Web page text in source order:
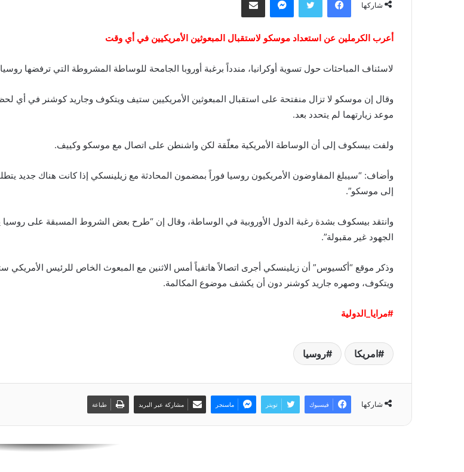
شاركها
أعرب الكرملين عن استعداد موسكو لاستقبال المبعوثين الأمريكيين في أي وقت
‏لاسئناف المباحثات حول تسوية أوكرانيا، مندداً برغبة أوروبا الجامحة للوساطة المشروطة التي ترفضها
‏وقال إن موسكو لا تزال منفتحة على استقبال المبعوثين الأمريكيين ستيف ويتكوف وجاريد كوشنر في أي
موعد زيارتهما لم يتحدد بعد.
‏ولفت بيسكوف إلى أن الوساطة الأمريكية معلّقة لكن واشنطن على اتصال مع موسكو وكييف.
‏وأضاف: “سيبلغ المفاوضون الأمريكيون روسيا فوراً بمضمون المحادثة مع زيلينسكي إذا كانت هناك جديد
إلى موسكو”.
‏وانتقد بيسكوف بشدة رغبة الدول الأوروبية في الوساطة، وقال إن “طرح بعض الشروط المسبقة على
الجهود غير مقبولة”.
‏وذكر موقع “أكسيوس” أن زيلينسكي أجرى اتصالاً هاتفياً أمس الاثنين مع المبعوث الخاص للرئيس الأمريكي
ويتكوف، وصهره جاريد كوشنر دون أن يكشف موضوع المكالمة.
‏#مرايا_الدولية
امريكا روسيا
شاركها فيسبوك تويتر ماسنجر مشاركة عبر البريد طباعة
أزمة هرمز ورغيف الخبز وفلسطين
أوكرانيا